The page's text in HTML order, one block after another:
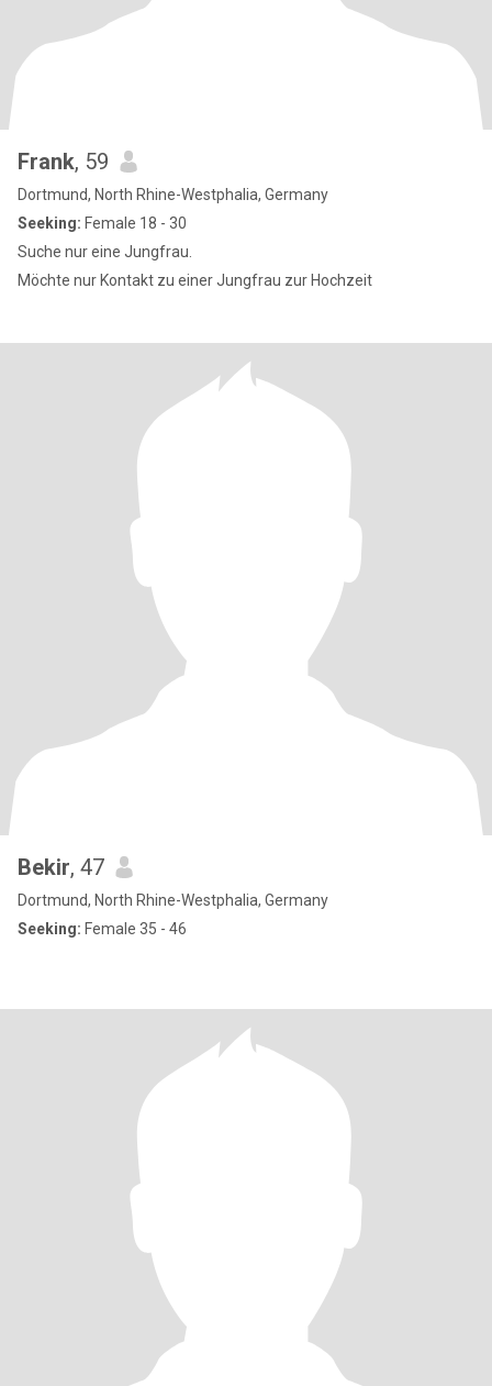
Frank, 59
Dortmund, North Rhine-Westphalia, Germany
Seeking: Female 18 - 30
Suche nur eine Jungfrau.
Möchte nur Kontakt zu einer Jungfrau zur Hochzeit
Bekir, 47
Dortmund, North Rhine-Westphalia, Germany
Seeking: Female 35 - 46